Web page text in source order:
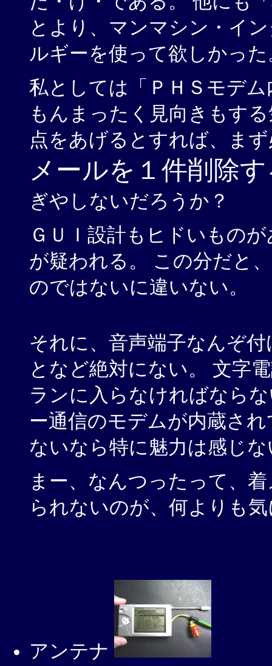
とより、マンマシン・イ
ルギーを使って欲しかった
私としては「ＰＨＳモデ
もんまったく見向きもす
点をあげるとすれば、ま
メールを１件削除
ぎやしないだろうか？
ＧＵＩ設計もヒドいもの
が疑われる。 この分だと
のではないに違いない。
それに、音声端子なんぞ
となど絶対にない。 文字
ランに入らなければなら
ー通信のモデムが内蔵さ
ないなら特に魅力は感じな
まー、なんつったって、
られないのが、何よりも
アンテナ